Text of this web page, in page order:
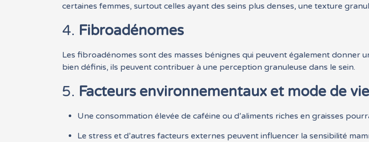
certaines femmes, surtout celles ayant des seins plus denses, une texture
4. Fibroadénomes
Les fibroadénomes sont des masses bénignes qui peuvent également donner
bien définis, ils peuvent contribuer à une perception granuleuse dans le sein.
5. Facteurs environnementaux et mode de vie
Une consommation élevée de caféine ou d’aliments riches en graisses
Le stress et d’autres facteurs externes peuvent influencer la sensibilité